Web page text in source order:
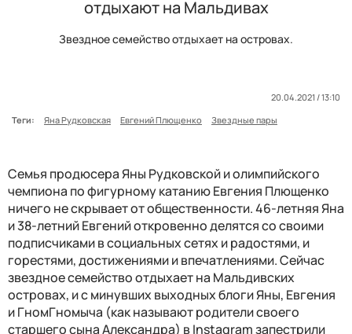
отдыхают на Мальдивах
Звездное семейство отдыхает на островах.
20.04.2021 / 13:10
Теги:
Яна Рудковская Евгений Плющенко Звездные пары
Семья продюсера Яны Рудковской и олимпийского
чемпиона по фигурному катанию Евгения Плющенко
ничего не скрывает от общественности. 46-летняя Яна
и 38-летний Евгений откровенно делятся со своими
подписчиками в социальных сетях и радостями, и
горестями, достижениями и впечатлениями. Сейчас
звездное семейство отдыхает на Мальдивских
островах, и с минувших выходных блоги Яны, Евгения
и ГномГномыча (как называют родители своего
старшего сына Александра) в Instagram запестрили